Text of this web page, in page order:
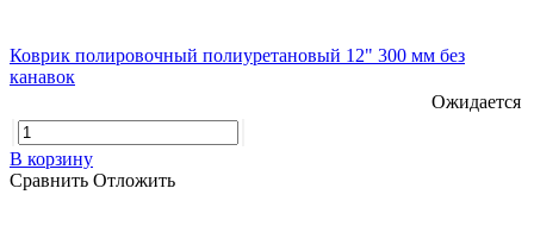
Коврик полировочный полиуретановый 12" 300 мм без
канавок
Ожидается
В корзину
Сравнить Отложить